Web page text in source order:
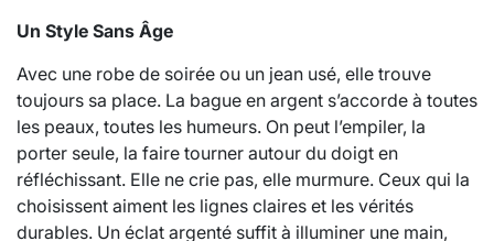
Un Style Sans Âge
Avec une robe de soirée ou un jean usé, elle trouve
toujours sa place. La bague en argent s’accorde à toutes
les peaux, toutes les humeurs. On peut l’empiler, la
porter seule, la faire tourner autour du doigt en
réfléchissant. Elle ne crie pas, elle murmure. Ceux qui la
choisissent aiment les lignes claires et les vérités
durables. Un éclat argenté suffit à illuminer une main,